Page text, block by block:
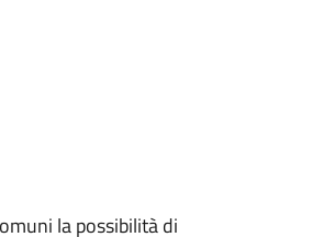
la possibilità di